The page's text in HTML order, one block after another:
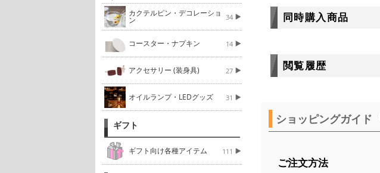
カクテルピン・デコレーショ
ン 34
コースター・ナプキン 14
アクセサリー (装身具) 27
オイルランプ・LEDグッズ 31
ギフト
ギフト向け各種アイテム 111
同時購入商品
閲覧履歴
ショッピングガイド
ご注文方法